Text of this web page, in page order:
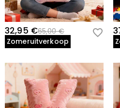
32,95 €65,00 €
Zomeruitverkoop